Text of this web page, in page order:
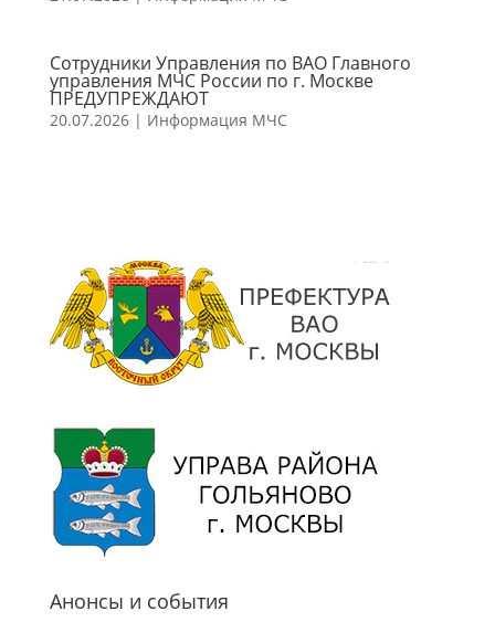
Сотрудники Управления по ВАО Главного
управления МЧС России по г. Москве
ПРЕДУПРЕЖДАЮТ
20.07.2026| Информация МЧС
Анонсы и события